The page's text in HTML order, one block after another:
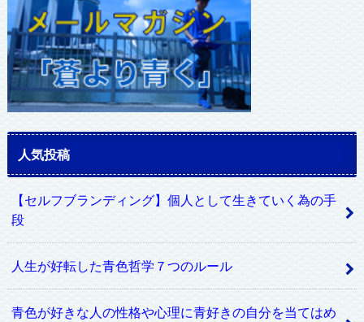
人気投稿
【セルフブランディング】個人として生きていく為の手
段
人生が好転した青色哲学７つのルール
青色が好きな人の性格や心理に青好きの自分を当てはめ